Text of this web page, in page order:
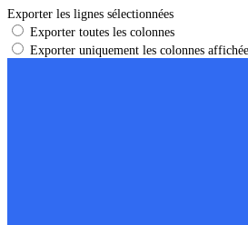
Exporter les lignes sélectionnées
Exporter toutes les colonnes
Exporter uniquement les colonnes